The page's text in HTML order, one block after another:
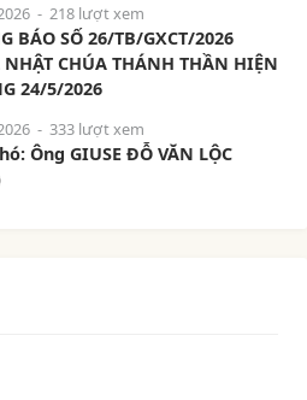
- 218 lượt xem
BÁO SỐ 26/TB/GXCT/2026
NHẬT CHÚA THÁNH THẦN HIỆN
24/5/2026
- 333 lượt xem
Ông GIUSE ĐỖ VĂN LỘC